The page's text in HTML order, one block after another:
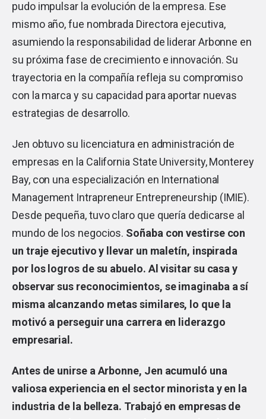
pudo impulsar la evolución de la empresa. Ese
mismo año, fue nombrada Directora ejecutiva,
asumiendo la responsabilidad de liderar Arbonne en
su próxima fase de crecimiento e innovación. Su
trayectoria en la compañía refleja su compromiso
con la marca y su capacidad para aportar nuevas
estrategias de desarrollo.
Jen obtuvo su licenciatura en administración de
empresas en la California State University, Monterey
Bay, con una especialización en International
Management Intrapreneur Entrepreneurship (IMIE).
Desde pequeña, tuvo claro que quería dedicarse al
mundo de los negocios. Soñaba con vestirse con
un traje ejecutivo y llevar un maletín, inspirada
por los logros de su abuelo. Al visitar su casa y
observar sus reconocimientos, se imaginaba a sí
misma alcanzando metas similares, lo que la
motivó a perseguir una carrera en liderazgo
empresarial.
Antes de unirse a Arbonne, Jen acumuló una
valiosa experiencia en el sector minorista y en la
industria de la belleza. Trabajó en empresas de